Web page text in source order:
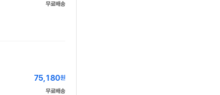
무료배송
75,180원
무료배송